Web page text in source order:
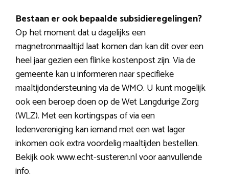
Bestaan er ook bepaalde subsidieregelingen?
Op het moment dat u dagelijks een
magnetronmaaltijd laat komen dan kan dit over een
heel jaar gezien een flinke kostenpost zijn. Via de
gemeente kan u informeren naar specifieke
maaltijdondersteuning via de WMO. U kunt mogelijk
ook een beroep doen op de Wet Langdurige Zorg
(WLZ). Met een kortingspas of via een
ledenvereniging kan iemand met een wat lager
inkomen ook extra voordelig maaltijden bestellen.
Bekijk ook www.echt-susteren.nl voor aanvullende
info.